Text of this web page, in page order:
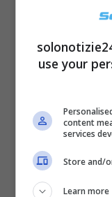
use your
content
services
Store and/
Learn more